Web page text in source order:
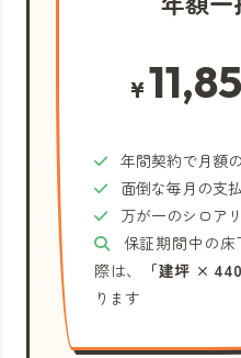
¥
年間契約で月額
面倒な毎月の支
万が一のシロア
保証期間中の
際は、
「建坪 ×
ります